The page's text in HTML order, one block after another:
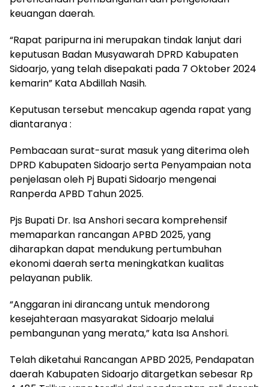
keuangan daerah.
“Rapat paripurna ini merupakan tindak lanjut dari
keputusan Badan Musyawarah DPRD Kabupaten
Sidoarjo, yang telah disepakati pada 7 Oktober 2024
kemarin” Kata Abdillah Nasih.
Keputusan tersebut mencakup agenda rapat yang
diantaranya :
Pembacaan surat-surat masuk yang diterima oleh
DPRD Kabupaten Sidoarjo serta Penyampaian nota
penjelasan oleh Pj Bupati Sidoarjo mengenai
Ranperda APBD Tahun 2025.
Pjs Bupati Dr. Isa Anshori secara komprehensif
memaparkan rancangan APBD 2025, yang
diharapkan dapat mendukung pertumbuhan
ekonomi daerah serta meningkatkan kualitas
pelayanan publik.
“Anggaran ini dirancang untuk mendorong
kesejahteraan masyarakat Sidoarjo melalui
pembangunan yang merata,” kata Isa Anshori.
Telah diketahui Rancangan APBD 2025, Pendapatan
daerah Kabupaten Sidoarjo ditargetkan sebesar Rp